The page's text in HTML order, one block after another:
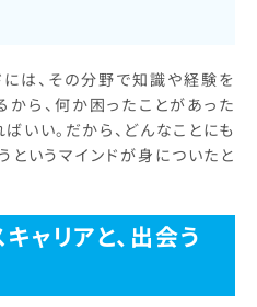
には、その分野で知識や経験を
ら、何か困ったことがあった
いい。だから、どんなことにも
というマインドが身についたと
ャリアと、出会う